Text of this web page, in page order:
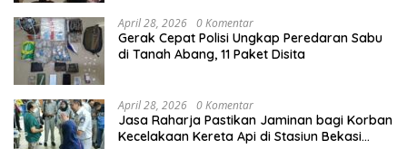
April 28, 2026 0 Komentar
Gerak Cepat Polisi Ungkap Peredaran Sabu
di Tanah Abang, 11 Paket Disita
April 28, 2026 0 Komentar
Jasa Raharja Pastikan Jaminan bagi Korban
Kecelakaan Kereta Api di Stasiun Bekasi